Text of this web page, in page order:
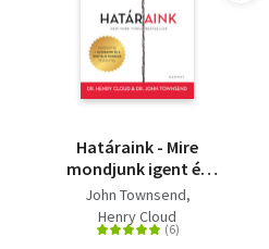
Határaink - Mire
mondjunk igent és
mire nemet, hogy
saját kézben
tarthassuk az
John Townsend
Henry Cloud